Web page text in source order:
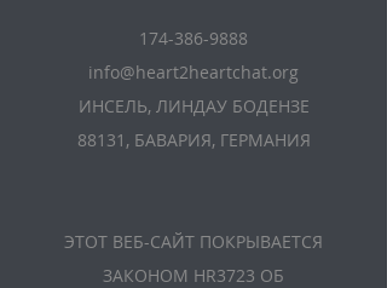
174-386-9888
info@heart2heartchat.org
ИНСЕЛЬ, ЛИНДАУ БОДЕНЗЕ
88131, БАВАРИЯ, ГЕРМАНИЯ
ЭТОТ ВЕБ-САЙТ ПОКРЫВАЕТСЯ
ЗАКОНОМ HR3723 ОБ